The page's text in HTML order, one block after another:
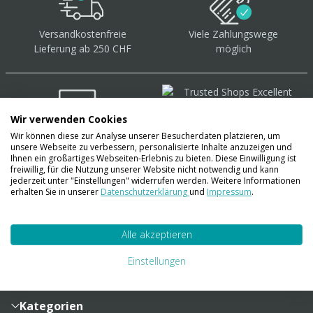
Versandkostenfreie
Lieferung ab 250 CHF
Viele Zahlungswege
möglich
Über 40.000 Artikel auf
Lager
Sendungsverfolgung
Zahlung und Versand
Lieferinformationen
Kategorien
Wir verwenden Cookies
Wir können diese zur Analyse unserer Besucherdaten platzieren, um
unsere Webseite zu verbessern, personalisierte Inhalte anzuzeigen und
Ihnen ein großartiges Webseiten-Erlebnis zu bieten. Diese Einwilligung ist
freiwillig, für die Nutzung unserer Website nicht notwendig und kann
jederzeit unter "Einstellungen" widerrufen werden. Weitere Informationen
erhalten Sie in unserer Datenschutzerklärungund Impressum.
Alle akzeptieren
Einstellungen